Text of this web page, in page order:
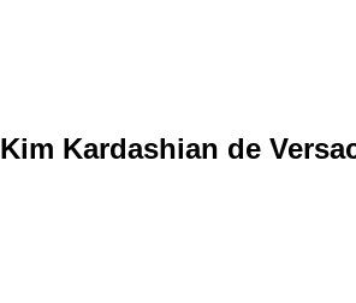
Kim Kardashian de